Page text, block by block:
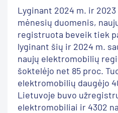
Lyginant 2024 m. ir
mėnesių duomenis,
registruota beveik tiek
lyginant šių ir 2024 m.
naujų elektromobilių
šoktelėjo net 85 proc.
elektromobilių daugėjo
Lietuvoje buvo
elektromobiliai ir 4302